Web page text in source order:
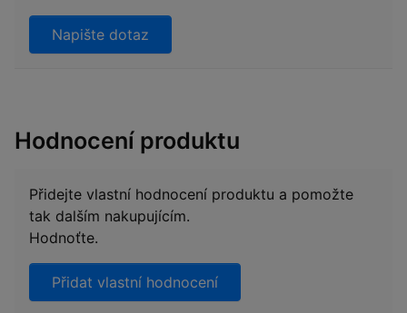
Napište dotaz
Hodnocení produktu
Přidejte vlastní hodnocení produktu a pomožte
tak dalším nakupujícím.
Hodnoťte.
Přidat vlastní hodnocení